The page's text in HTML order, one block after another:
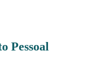
Pessoal